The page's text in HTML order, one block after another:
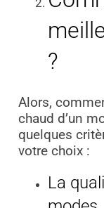
?
Alors,
chaud d’un
quelques
votre choix :
La